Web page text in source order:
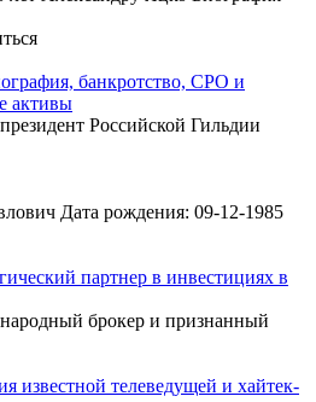
банкротство, СРО и
активы
Российской Гильдии
Дата рождения: 09-12-1985
партнер в инвестициях в
брокер и признанный
известной телеведущей и хайтек-